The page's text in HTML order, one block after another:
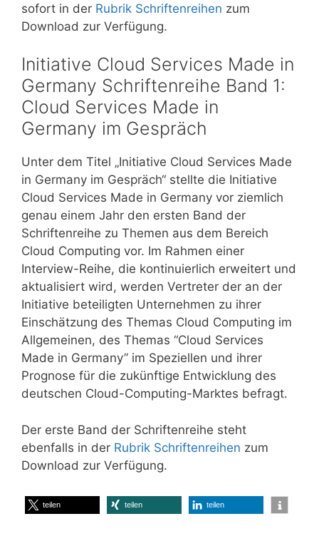
sofort in der Rubrik Schriftenreihen zum
Download zur Verfügung.
Initiative Cloud Services Made in
Germany Schriftenreihe Band 1:
Cloud Services Made in
Germany im Gespräch
Unter dem Titel „Initiative Cloud Services Made
in Germany im Gespräch“ stellte die Initiative
Cloud Services Made in Germany vor ziemlich
genau einem Jahr den ersten Band der
Schriftenreihe zu Themen aus dem Bereich
Cloud Computing vor. Im Rahmen einer
Interview-Reihe, die kontinuierlich erweitert und
aktualisiert wird, werden Vertreter der an der
Initiative beteiligten Unternehmen zu ihrer
Einschätzung des Themas Cloud Computing im
Allgemeinen, des Themas “Cloud Services
Made in Germany” im Speziellen und ihrer
Prognose für die zukünftige Entwicklung des
deutschen Cloud-Computing-Marktes befragt.
Der erste Band der Schriftenreihe steht
ebenfalls in der Rubrik Schriftenreihen zum
Download zur Verfügung.
teilen teilen teilen